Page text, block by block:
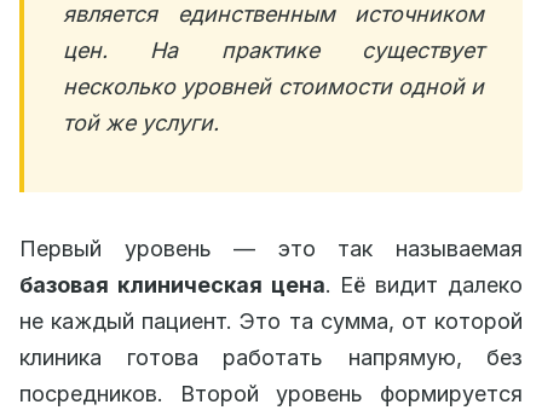
является единственным источником
цен. На практике существует
несколько уровней стоимости одной и
той же услуги.
Первый уровень — это так называемая
базовая клиническая цена. Её видит далеко
не каждый пациент. Это та сумма, от которой
клиника готова работать напрямую, без
посредников. Второй уровень формируется